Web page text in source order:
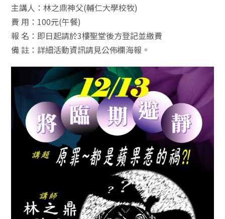
主講人：林之鼎神父(輔仁大學校牧)
費 用：100元(午餐)
報 名：即日起請於3樓聖堂後方登記並繳費
備 註：詳細活動資訊請見公佈欄海報。